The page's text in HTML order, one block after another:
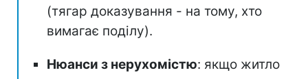
(тягар доказування - на тому, хто
вимагає поділу).
Нюанси з нерухомістю: якщо житло